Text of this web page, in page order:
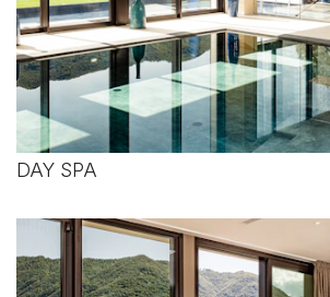
DAY SPA